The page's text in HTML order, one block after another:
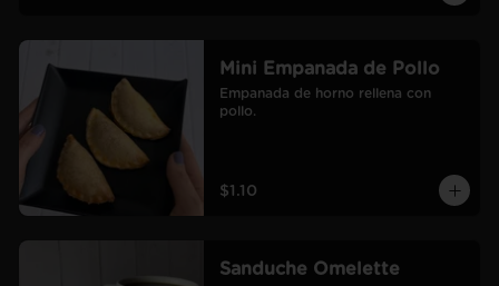
Mini Empanada de Pollo
Empanada de horno rellena con
pollo.
$1.10
Sanduche Omelette